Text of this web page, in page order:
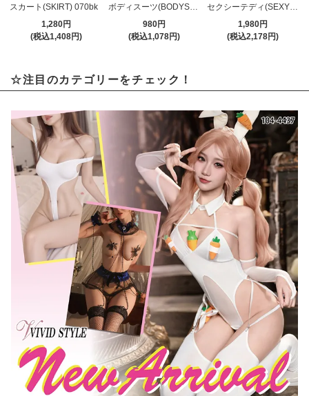
スカート(SKIRT) 070bk
1,280円
(税込1,408円)
ボディスーツ(BODYSUIT) 501bk
980円
(税込1,078円)
セクシーテディ(SEXYTEDDY) 397wt
1,980円
(税込2,178円)
☆注目のカテゴリーをチェック！